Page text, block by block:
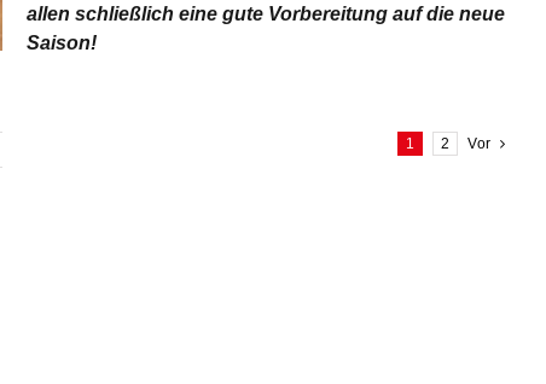
allen schließlich eine gute Vorbereitung auf die neue
Saison!
1 2 Vor